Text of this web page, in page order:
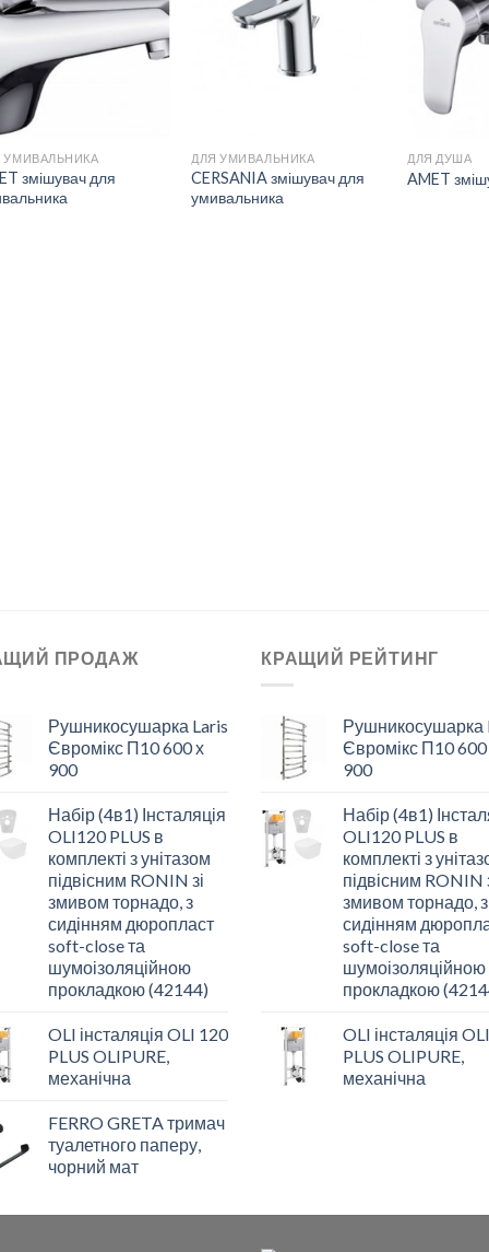
ДОДАТИ
СПИСКУ
УМИВАЛЬНИКА
змішувач для
ДОДАТИ
ДО
СПИСКУ
БАЖАНЬ
ДЛЯ УМИВАЛЬНИКА
CERSANIA змішувач для
умивальника
ДЛЯ ДУША
AMET
ПРОДАЖ
Рушникосушарка Laris
Євромікс П10 600 х
900
Набір (4в1) Інсталяція
OLI120 PLUS в
комплекті з унітазом
підвісним RONIN зі
змивом торнадо, з
сидінням дюропласт
soft-close та
шумоізоляційною
прокладкою (42144)
OLI інсталяція OLI 120
PLUS OLIPURE,
механічна
FERRO GRETA тримач
туалетного паперу,
чорний мат
КРАЩИЙ РЕЙТИНГ
Рушникосушарка
Євромікс П10 600
900
Набір (4в1)
OLI120 PLUS в
комплекті з
підвісним RONIN
змивом торнадо, з
сидінням
soft-close та
шумоізоляційною
прокладкою
OLI інсталяція
PLUS OLIPURE,
механічна